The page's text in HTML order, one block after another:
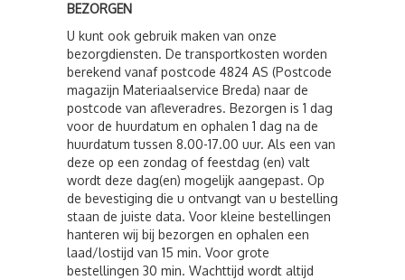
BEZORGEN
U kunt ook gebruik maken van onze
bezorgdiensten. De transportkosten worden
berekend vanaf postcode 4824 AS (Postcode
magazijn Materiaalservice Breda) naar de
postcode van afleveradres. Bezorgen is 1 dag
voor de huurdatum en ophalen 1 dag na de
huurdatum tussen 8.00-17.00 uur. Als een van
deze op een zondag of feestdag (en) valt
wordt deze dag(en) mogelijk aangepast. Op
de bevestiging die u ontvangt van u bestelling
staan de juiste data. Voor kleine bestellingen
hanteren wij bij bezorgen en ophalen een
laad/lostijd van 15 min. Voor grote
bestellingen 30 min. Wachttijd wordt altijd